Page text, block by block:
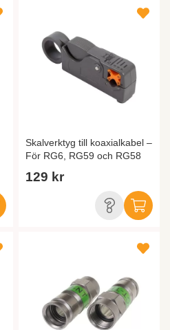
Skalverktyg till koaxialkabel –
För RG6, RG59 och RG58
129 kr